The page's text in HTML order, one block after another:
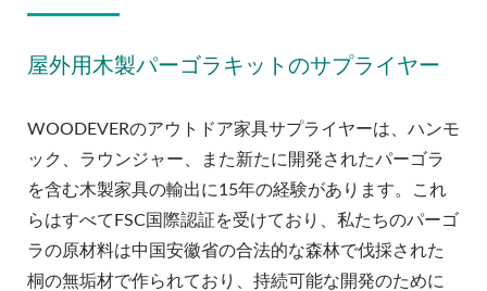
屋外用木製パーゴラキットのサプライヤー
WOODEVERのアウトドア家具サプライヤーは、ハンモ
ック、ラウンジャー、また新たに開発されたパーゴラ
を含む木製家具の輸出に15年の経験があります。これ
らはすべてFSC国際認証を受けており、私たちのパーゴ
ラの原材料は中国安徽省の合法的な森林で伐採された
桐の無垢材で作られており、持続可能な開発のために